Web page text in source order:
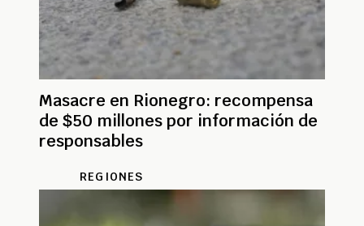
Masacre en Rionegro: recompensa
de $50 millones por información de
responsables
REGIONES